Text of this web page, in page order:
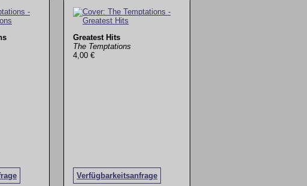
Greatest Hits
The Temptations
4,00 €
Verfügbarkeitsanfrage